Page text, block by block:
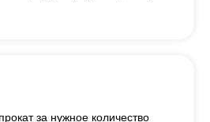
за нужное количество